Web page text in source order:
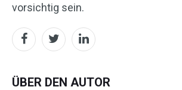
vorsichtig sein.
ÜBER DEN AUTOR